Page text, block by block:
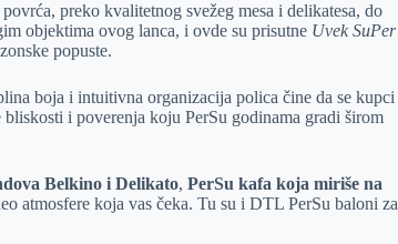
preko kvalitetnog svežeg mesa i delikatesa, do
objektima ovog lanca, i ovde su prisutne Uvek SuPer
popuste.
boja i intuitivna organizacija polica čine da se kupci
i poverenja koju PerSu godinama gradi širom
Belkino i Delikato,PerSu kafa koja miriše na
atmosfere koja vas čeka. Tu su i DTL PerSu baloni za